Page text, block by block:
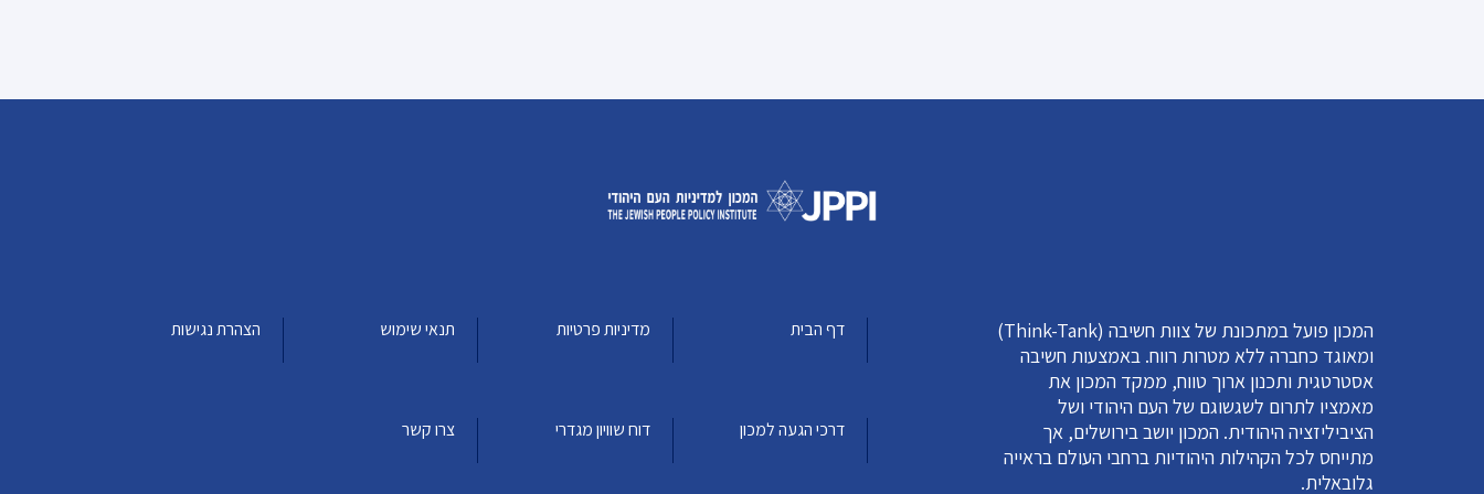
המכון פועל במתכונת של צוות חשיבה (Think-Tank)
ומאוגד כחברה ללא מטרות רווח. באמצעות חשיבה
אסטרטגית ותכנון ארוך טווח, ממקד המכון את
מאמציו לתרום לשגשוגם של העם היהודי ושל
הציביליזציה היהודית. המכון יושב בירושלים, אך
מתייחס לכל הקהילות היהודיות ברחבי העולם בראייה
גלובאלית.
דף הבית מדיניות פרטיות תנאי שימוש הצהרת נגישות
דרכי הגעה למכון דוח שוויון מגדרי צרו קשר